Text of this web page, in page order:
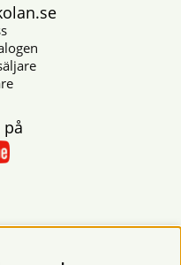
på
från oss? Fyll då i din e-